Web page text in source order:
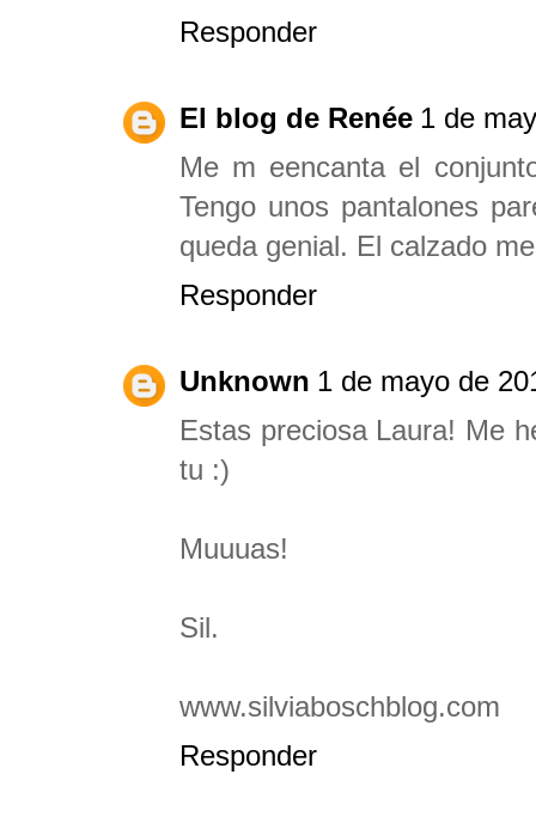
Responder
El blog de Renée 1 de
Me m eencanta el
Tengo unos pantalones
queda genial. El calzado
Responder
Unknown 1 de mayo de
Estas preciosa Laura! Me
tu :)
Muuuas!
Sil.
www.silviaboschblog.com
Responder